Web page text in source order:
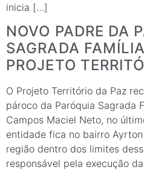
inicia […]
NOVO PADRE DA
SAGRADA
PROJETO
O Projeto Território da Paz
pároco da Paróquia Sagrada
Campos Maciel Neto, no
entidade fica no bairro
região dentro dos limites
responsável pela execução